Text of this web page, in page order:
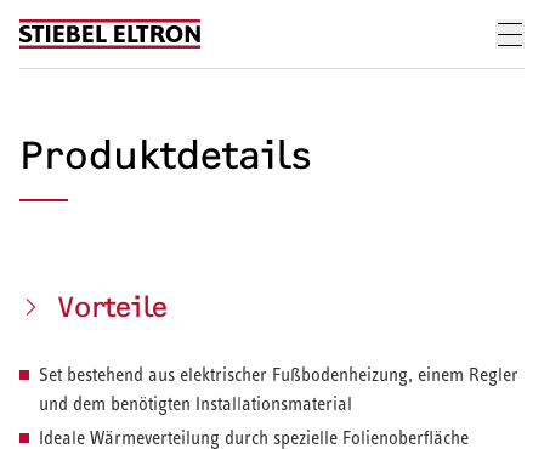
Produktdetails
Vorteile
Set bestehend aus elektrischer Fußbodenheizung, einem Regler
und dem benötigten Installationsmaterial
Ideale Wärmeverteilung durch spezielle Folienoberfläche